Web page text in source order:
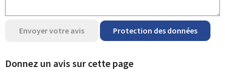
Envoyer votre avis Protection des données
Donnez un avis sur cette page